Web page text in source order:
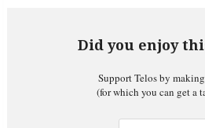
Did you enjoy
Support Telos by
(for which you can get a